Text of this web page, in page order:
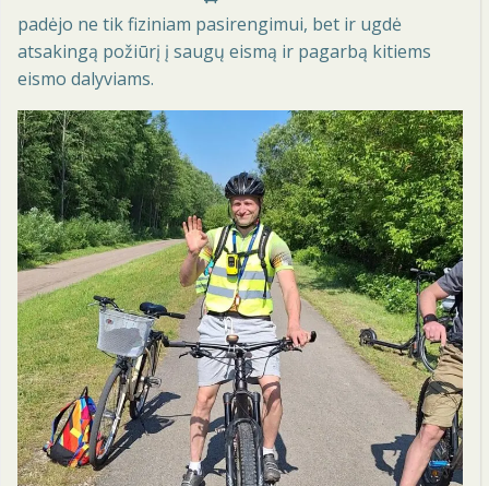
padėjo ne tik fiziniam pasirengimui, bet ir ugdė
atsakingą požiūrį į saugų eismą ir pagarbą kitiems
eismo dalyviams.